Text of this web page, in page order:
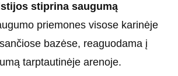
stiprina saugumą
priemones visose karinėje
bazėse, reaguodama į
tarptautinėje arenoje.